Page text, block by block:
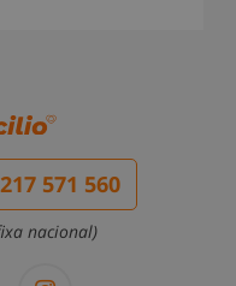
571 560
nacional)